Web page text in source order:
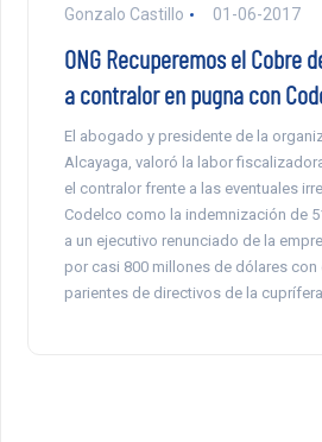
Gonzalo Castillo 01-06-2017
ONG Recuperemos el Cobre
a contralor en pugna con
El abogado y presidente de la
Alcayaga, valoró la labor
el contralor frente a las eventuales
Codelco como la indemnización de
a un ejecutivo renunciado de la
por casi 800 millones de dólares con
parientes de directivos de la cuprífera.